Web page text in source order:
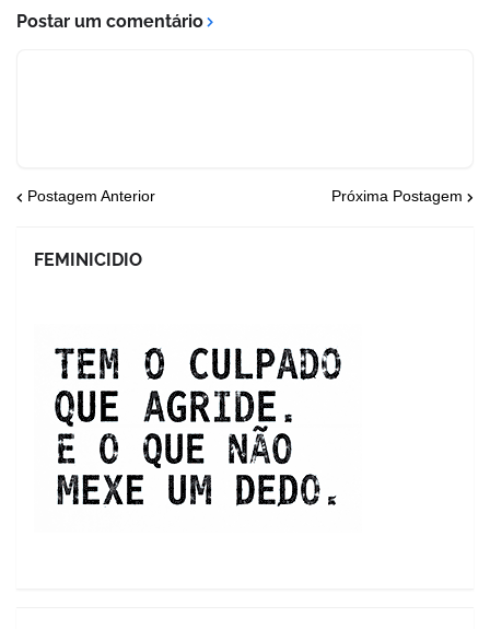
Postar um comentário
Postagem Anterior Próxima Postagem
FEMINICIDIO